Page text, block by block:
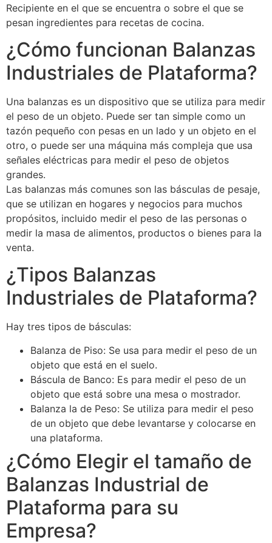
Recipiente en el que se encuentra o sobre el que se
pesan ingredientes para recetas de cocina.
¿Cómo funcionan Balanzas
Industriales de Plataforma?
Una balanzas es un dispositivo que se utiliza para medir
el peso de un objeto. Puede ser tan simple como un
tazón pequeño con pesas en un lado y un objeto en el
otro, o puede ser una máquina más compleja que usa
señales eléctricas para medir el peso de objetos
grandes.
Las balanzas más comunes son las básculas de pesaje,
que se utilizan en hogares y negocios para muchos
propósitos, incluido medir el peso de las personas o
medir la masa de alimentos, productos o bienes para la
venta.
¿Tipos Balanzas
Industriales de Plataforma?
Hay tres tipos de básculas:
Balanza de Piso: Se usa para medir el peso de un
objeto que está en el suelo.
Báscula de Banco: Es para medir el peso de un
objeto que está sobre una mesa o mostrador.
Balanza la de Peso: Se utiliza para medir el peso
de un objeto que debe levantarse y colocarse en
una plataforma.
¿Cómo Elegir el tamaño de
Balanzas Industrial de
Plataforma para su
Empresa?